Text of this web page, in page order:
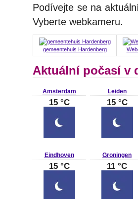
Podívejte se na
Vyberte webkameru.
gemeentehuis Hardenberg
Aktuální počasí v
Amsterdam
15 °C
Leiden
15 °C
Eindhoven
15 °C
Groningen
11 °C